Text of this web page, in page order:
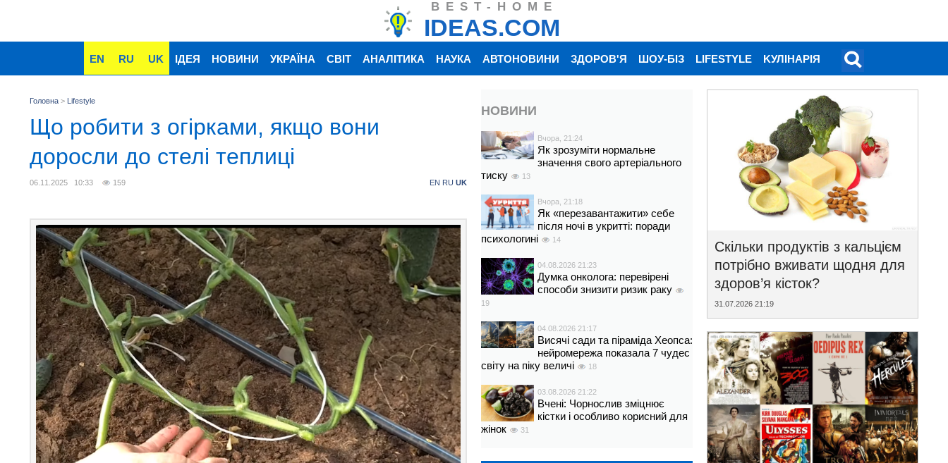
BEST-HOME
IDEAS.COM
EN RU UK ІДЕЯ НОВИНИ УКРАЇНА СВІТ АНАЛІТИКА НАУКА АВТОНОВИНИ ЗДОРОВ'Я ШОУ-БІЗ LIFESTYLE KУЛІНАРІЯ
Головна > Lifestyle
Що робити з огірками, якщо вони
доросли до стелі теплиці
06.11.2025 10:33 159 EN RU UK
НОВИНИ
Вчора, 21:24
Як зрозуміти нормальне
значення свого артеріального
тиску
13
Вчора, 21:18
Як «перезавантажити» себе
після ночі в укритті: поради
психологині
14
04.08.2026 21:23
Думка онколога: перевірені
способи знизити ризик раку
19
04.08.2026 21:17
Висячі сади та піраміда Хеопса:
нейромережа показала 7 чудес
світу на піку величі
18
03.08.2026 21:22
Вчені: Чорнослив зміцнює
кістки і особливо корисний для
жінок
31
Скільки продуктів з кальцієм
потрібно вживати щодня для
здоров’я кісток?
31.07.2026 21:19